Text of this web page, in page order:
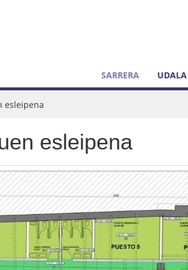
SARRERA UDALA
esleipena
esleipena